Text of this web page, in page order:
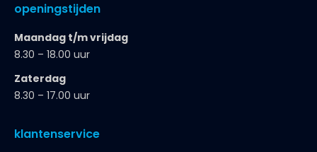
openingstijden
Maandag t/m vrijdag
8.30 – 18.00 uur
Zaterdag
8.30 – 17.00 uur
klantenservice